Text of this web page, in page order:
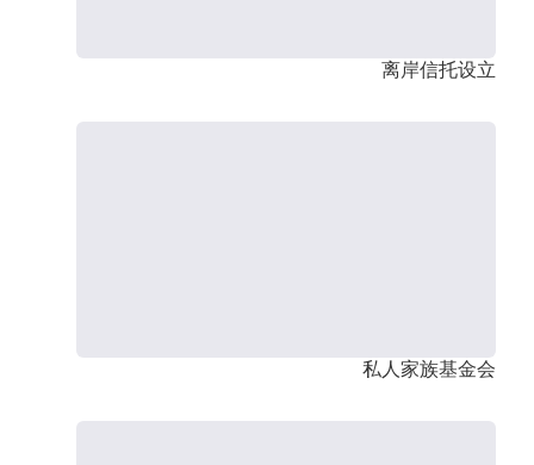
离岸信托设立
私人家族基金会